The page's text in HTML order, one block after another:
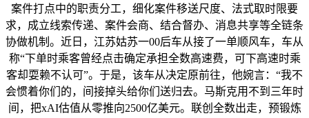
案件打点中的职责分工，细化案件移送尺度、法式取时限要
求，成立线索传递、案件会商、结合督办、消息共享等全链条
协做机制。近日，江苏姑苏一00后车从接了一单顺风车，车从
称“下单时乘客曾经点击确定承担全数高速费，可下高速时乘
客却耍赖不认可”。于是，该车从决定原前往，他婉言：“我不
会惯着你们的，间接掉头给你们送归去。马斯克用不到三年时
间，把xAI估值从零推向2500亿美元。联创全数出走，预锻炼